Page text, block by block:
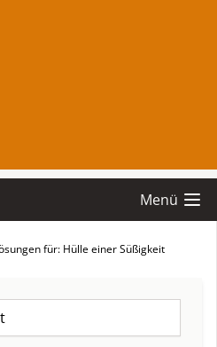
Menü
für: Hülle einer Süßigkeit